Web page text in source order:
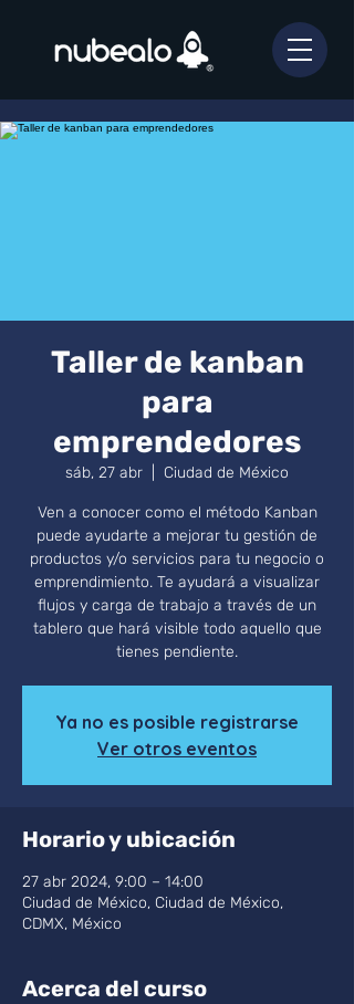
Taller de kanban
para
emprendedores
sáb, 27 abr Ciudad de México
Ven a conocer como el método Kanban
puede ayudarte a mejorar tu gestión de
productos y/o servicios para tu negocio o
emprendimiento. Te ayudará a visualizar
flujos y carga de trabajo a través de un
tablero que hará visible todo aquello que
tienes pendiente.
Ya no es posible registrarse
Ver otros eventos
Horario y ubicación
27 abr 2024, 9:00 – 14:00
Ciudad de México, Ciudad de México,
CDMX, México
Acerca del curso